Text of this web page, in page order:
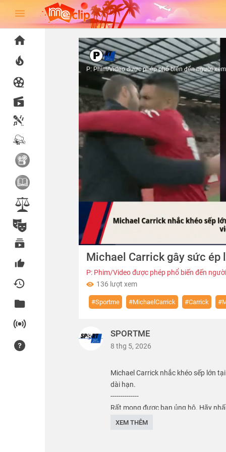
0%
P: Phim/Video được phép phổ biến đến người
Michael Carrick gây sức ép
P: Phim/Video được phép phổ biến đến
136 lượt xem
#Sportme #MichaelCarrick #Carrick
SPORTME
8 thg 5, 2026
Michael Carrick nhắc khéo sếp lớn
dài hạn.
--------------
Rất mong được bạn ủng hộ. Hãy
------------------
XEM THÊM